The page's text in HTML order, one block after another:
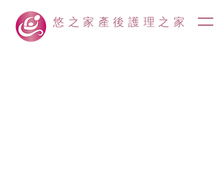
悠之家產後護理之家